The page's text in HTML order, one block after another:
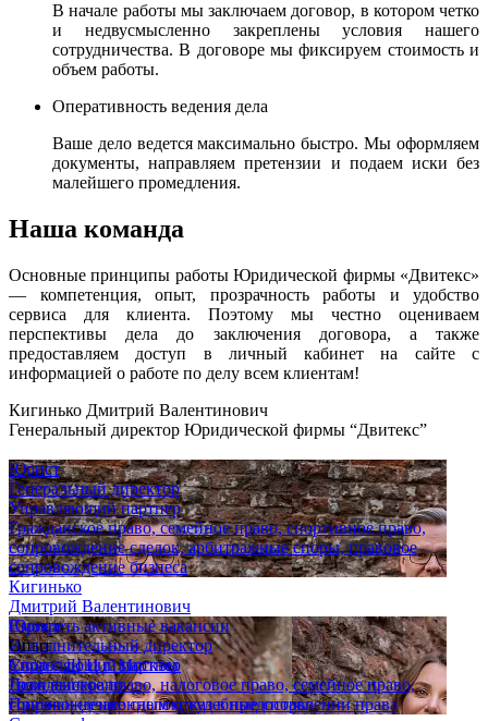
В начале работы мы заключаем договор, в котором четко
и недвусмысленно закреплены условия нашего
сотрудничества. В договоре мы фиксируем стоимость и
объем работы.
Оперативность ведения дела
Ваше дело ведется максимально быстро. Мы оформляем
документы, направляем претензии и подаем иски без
малейшего промедления.
Наша команда
Основные принципы работы Юридической фирмы «Двитекс»
— компетенция, опыт, прозрачность работы и удобство
сервиса для клиента. Поэтому мы честно оцениваем
перспективы дела до заключения договора, а также
предоставляем доступ в личный кабинет на сайте с
информацией о работе по делу всем клиентам!
Кигинько Дмитрий Валентинович
Генеральный директор Юридической фирмы “Двитекс”
Юрист
Генеральный директор
Управляющий партнер
Гражданское право, семейное право, спортивное право,
сопровождение сделок, арбитражные споры, правовое
сопровождение бизнеса
Кигинько
Дмитрий Валентинович
Юрист
Исполнительный директор
Управляющий партнер
Гражданское право, налоговое право, семейное право,
сопровождение сделок, судебные споры
Смотреть активные вакансии
Опыт
Спор с ДГИ г. Москвы
Дело выиграно
Признан незаконным отказ в предоставлении права